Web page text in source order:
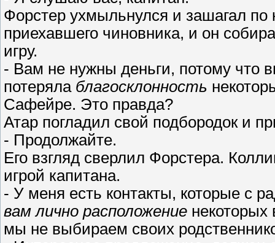
Форстер ухмыльнулся и зашагал по
приехавшего чиновника, и он
игру.
- Вам не нужны деньги, потому
потеряла благосклонность
Сафейре. Это правда?
Атар погладил свой подбородок и
- Продолжайте.
Его взгляд сверлил Форстера.
игрой капитана.
- У меня есть контакты, которые с
вам лично расположение
мы не выбираем своих